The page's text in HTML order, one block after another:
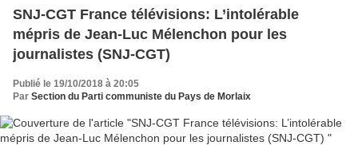
SNJ-CGT France télévisions: L’intolérable
mépris de Jean-Luc Mélenchon pour les
journalistes (SNJ-CGT)
Publié le 19/10/2018 à 20:05
Par Section du Parti communiste du Pays de Morlaix